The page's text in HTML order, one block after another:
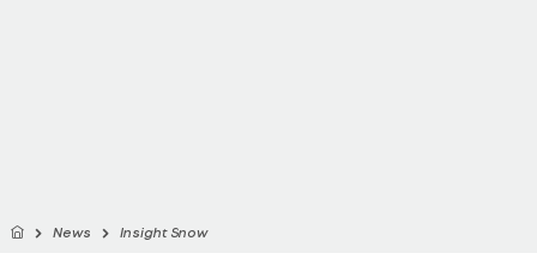
News Insight Snow